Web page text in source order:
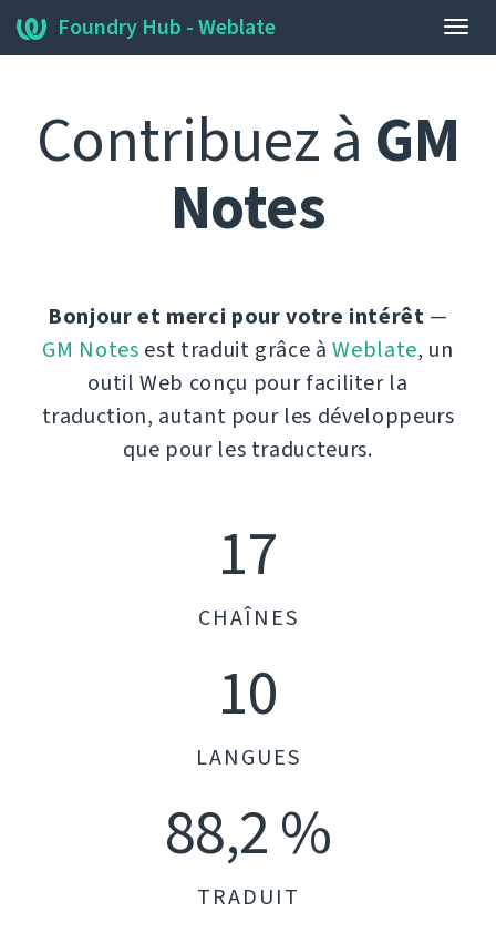
la
Foundry Hub - Weblate
Contribuez à GM
Notes
Bonjour et merci pour votre intérêt —
GM Notes est traduit grâce àWeblate, un
outil Web conçu pour faciliter la
traduction, autant pour les développeurs
que pour les traducteurs.
17
CHAÎNES
10
LANGUES
88,2 %
TRADUIT